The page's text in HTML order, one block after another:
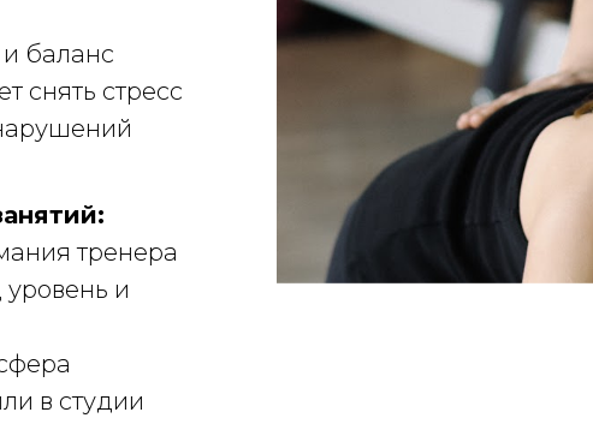
баланс
снять стресс
тренера
и
в студии